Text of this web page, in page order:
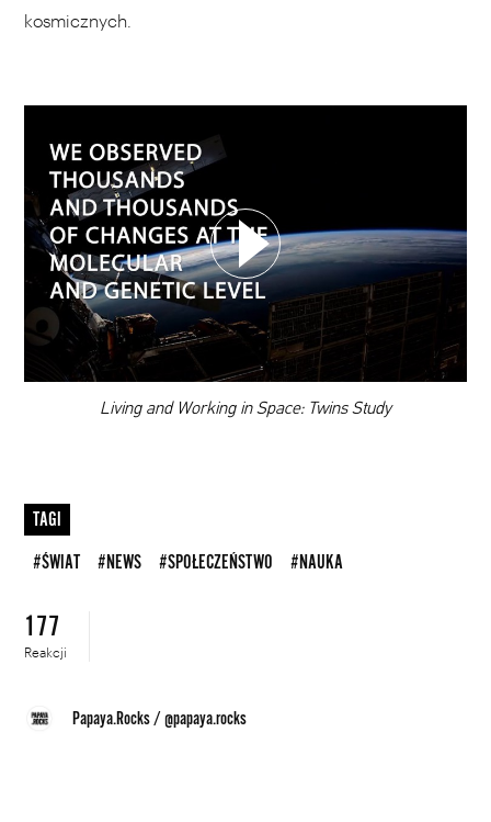
kosmicznych.
00:00
Living and Working in Space: Twins Study
WYBIERZ SWOJĄ PLAYLISTĘ
DODAJ TEN FILM DO PLAYLISTY
TAGI
#ŚWIAT #NEWS #SPOŁECZEŃSTWO #NAUKA
177
Reakcji
Papaya.Rocks /@papaya.rocks